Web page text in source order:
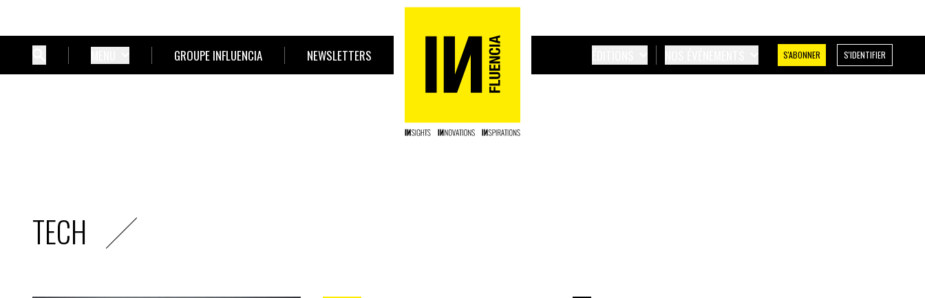
GROUPE INFLUENCIA NEWSLETTERS S'ABONNER S'IDENTIFIER
TECH